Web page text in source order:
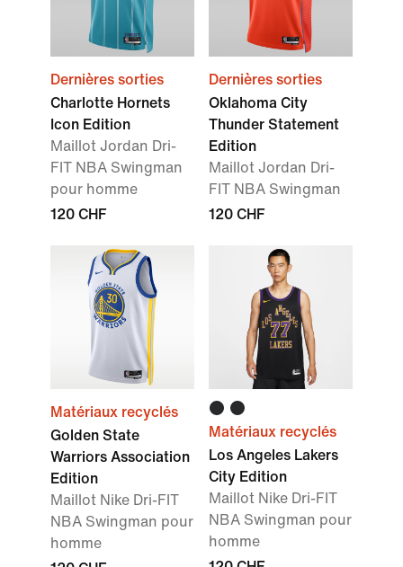
Dernières sorties
Charlotte Hornets
Icon Edition
Maillot Jordan Dri-
FIT NBA Swingman
pour homme
120 CHF
Dernières sorties
Oklahoma City
Thunder Statement
Edition
Maillot Jordan Dri-
FIT NBA Swingman
120 CHF
Matériaux recyclés
Golden State
Warriors Association
Edition
Maillot Nike Dri-FIT
NBA Swingman pour
homme
Matériaux recyclés
Los Angeles Lakers
City Edition
Maillot Nike Dri-FIT
NBA Swingman pour
homme